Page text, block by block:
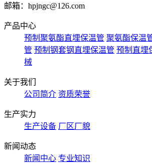
邮箱：hpjngc@126.com
产品中心
预制聚氨酯直埋保温管 聚氨酯保温
管 预制钢套钢直埋保温管 预制直埋
械
关于我们
公司简介 资质荣誉
生产实力
生产设备 厂区厂貌
新闻动态
新闻中心 专业知识